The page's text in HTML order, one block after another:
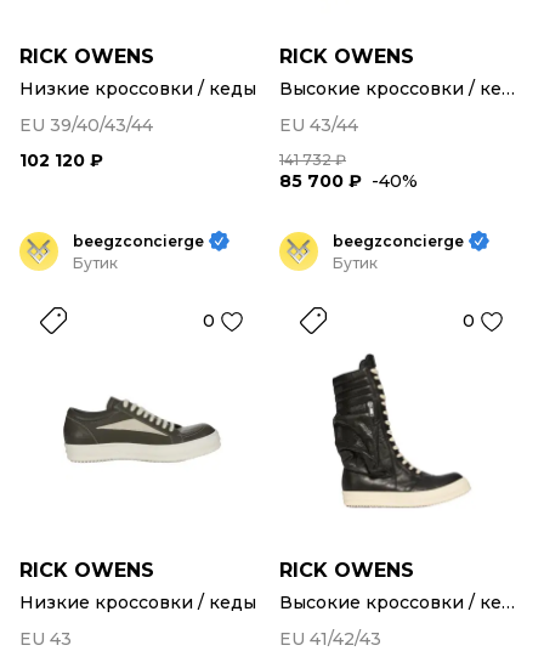
RICK OWENS
Низкие кроссовки / кеды
EU 39/40/43/44
102 120 ₽
RICK OWENS
Высокие кроссовки / кеды
EU 43/44
141 732 ₽
85 700 ₽ -40%
beegzconcierge
Бутик
0
RICK OWENS
Низкие кроссовки / кеды
EU 43
beegzconcierge
Бутик
0
RICK OWENS
Высокие кроссовки / кеды
EU 41/42/43